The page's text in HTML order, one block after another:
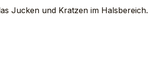
Jucken und Kratzen im Halsbereich.